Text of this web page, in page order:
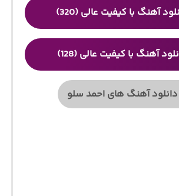
آهنگ با کیفیت عالی (320)
آهنگ با کیفیت عالی (128)
دانلود آهنگ های احمد سلو